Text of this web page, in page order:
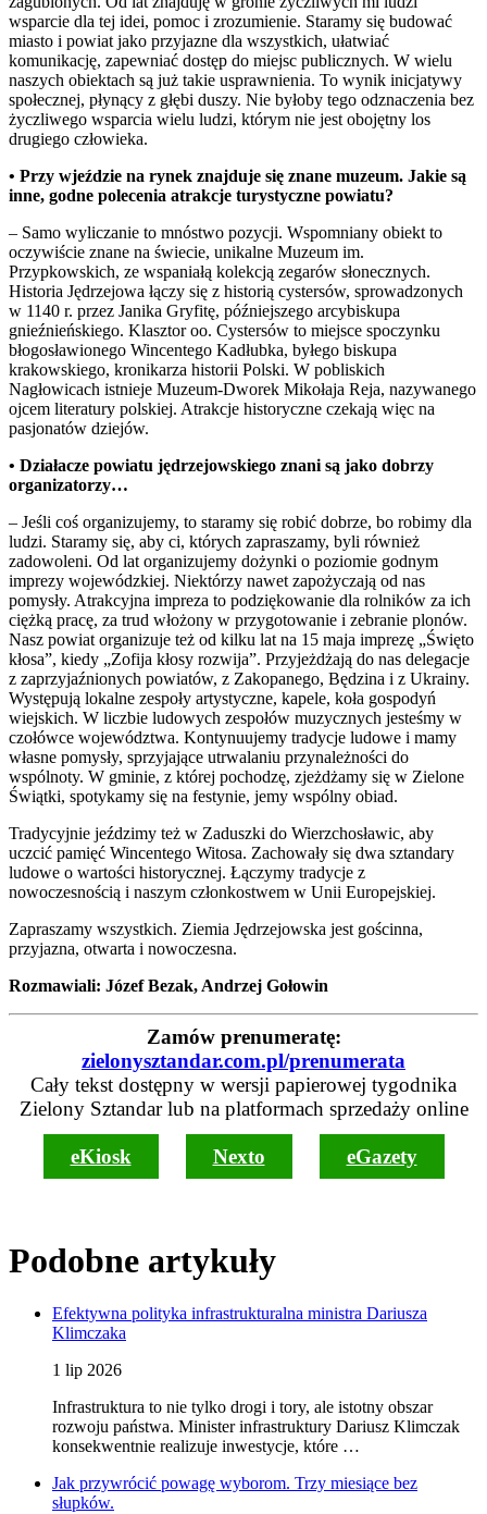
wsparcie dla tej idei, pomoc i zrozumienie. Staramy się budować
miasto i powiat jako przyjazne dla wszystkich, ułatwiać
komunikację, zapewniać dostęp do miejsc publicznych. W wielu
naszych obiektach są już takie usprawnienia. To wynik inicjatywy
społecznej, płynący z głębi duszy. Nie byłoby tego odznaczenia bez
życzliwego wsparcia wielu ludzi, którym nie jest obojętny los
drugiego człowieka.
• Przy wjeździe na rynek znajduje się znane muzeum. Jakie są
inne, godne polecenia atrakcje turystyczne powiatu?
– Samo wyliczanie to mnóstwo pozycji. Wspomniany obiekt to
oczywiście znane na świecie, unikalne Muzeum im.
Przypkowskich, ze wspaniałą kolekcją zegarów słonecznych.
Historia Jędrzejowa łączy się z historią cystersów, sprowadzonych
w 1140 r. przez Janika Gryfitę, późniejszego arcybiskupa
gnieźnieńskiego. Klasztor oo. Cystersów to miejsce spoczynku
błogosławionego Wincentego Kadłubka, byłego biskupa
krakowskiego, kronikarza historii Polski. W pobliskich
Nagłowicach istnieje Muzeum-Dworek Mikołaja Reja, nazywanego
ojcem literatury polskiej. Atrakcje historyczne czekają więc na
pasjonatów dziejów.
• Działacze powiatu jędrzejowskiego znani są jako dobrzy
organizatorzy…
– Jeśli coś organizujemy, to staramy się robić dobrze, bo robimy dla
ludzi. Staramy się, aby ci, których zapraszamy, byli również
zadowoleni. Od lat organizujemy dożynki o poziomie godnym
imprezy wojewódzkiej. Niektórzy nawet zapożyczają od nas
pomysły. Atrakcyjna impreza to podziękowanie dla rolników za ich
ciężką pracę, za trud włożony w przygotowanie i zebranie plonów.
Nasz powiat organizuje też od kilku lat na 15 maja imprezę „Święto
kłosa”, kiedy „Zofija kłosy rozwija”. Przyjeżdżają do nas delegacje
z zaprzyjaźnionych powiatów, z Zakopanego, Będzina i z Ukrainy.
Występują lokalne zespoły artystyczne, kapele, koła gospodyń
wiejskich. W liczbie ludowych zespołów muzycznych jesteśmy w
czołówce województwa. Kontynuujemy tradycje ludowe i mamy
własne pomysły, sprzyjające utrwalaniu przynależności do
wspólnoty. W gminie, z której pochodzę, zjeżdżamy się w Zielone
Świątki, spotykamy się na festynie, jemy wspólny obiad.
Tradycyjnie jeździmy też w Zaduszki do Wierzchosławic, aby
uczcić pamięć Wincentego Witosa. Zachowały się dwa sztandary
ludowe o wartości historycznej. Łączymy tradycje z
nowoczesnością i naszym członkostwem w Unii Europejskiej.
Zapraszamy wszystkich. Ziemia Jędrzejowska jest gościnna,
przyjazna, otwarta i nowoczesna.
Rozmawiali: Józef Bezak, Andrzej Gołowin
Zamów prenumeratę:
zielonysztandar.com.pl/prenumerata
Cały tekst dostępny w wersji papierowej tygodnika
Zielony Sztandar lub na platformach sprzedaży online
eKiosk Nexto eGazety
Podobne artykuły
Efektywna polityka infrastrukturalna ministra Dariusza
Klimczaka
1 lip 2026
Infrastruktura to nie tylko drogi i tory, ale istotny obszar
rozwoju państwa. Minister infrastruktury Dariusz Klimczak
konsekwentnie realizuje inwestycje, które …
Jak przywrócić powagę wyborom. Trzy miesiące bez
słupków.